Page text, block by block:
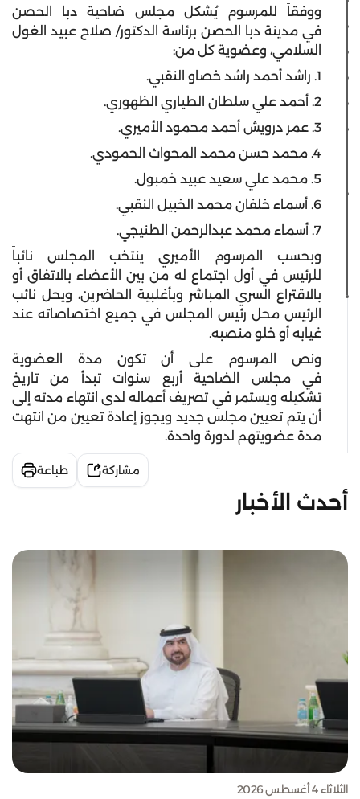
ووفقاً للمرسوم يُشكل مجلس ضاحية دبا الحصن
في مدينة دبا الحصن برئاسة الدكتور/ صلاح عبيد الغول
السلامي، وعضوية كل من:
1. راشد أحمد راشد خصاو النقبي.
2. أحمد علي سلطان الطياري الظهوري.
3. عمر درويش أحمد محمود الأميري.
4. محمد حسن محمد المحواث الحمودي.
5. محمد علي سعيد عبيد خمبول.
6. أسماء خلفان محمد الخبيل النقبي.
7. أسماء محمد عبدالرحمن الطنيجي.
وبحسب المرسوم الأميري ينتخب المجلس نائباً
للرئيس في أول اجتماع له من بين الأعضاء بالاتفاق أو
بالاقتراع السري المباشر وبأغلبية الحاضرين، ويحل نائب
الرئيس محل رئيس المجلس في جميع اختصاصاته عند
غيابه أو خلو منصبه.
ونص المرسوم على أن تكون مدة العضوية
في مجلس الضاحية أربع سنوات تبدأ من تاريخ
تشكيله ويستمر في تصريف أعماله لدى انتهاء مدته إلى
أن يتم تعيين مجلس جديد ويجوز إعادة تعيين من انتهت
مدة عضويتهم لدورة واحدة.
مشاركة طباعة
أحدث الأخبار
الثلاثاء 4 أغسطس 2026